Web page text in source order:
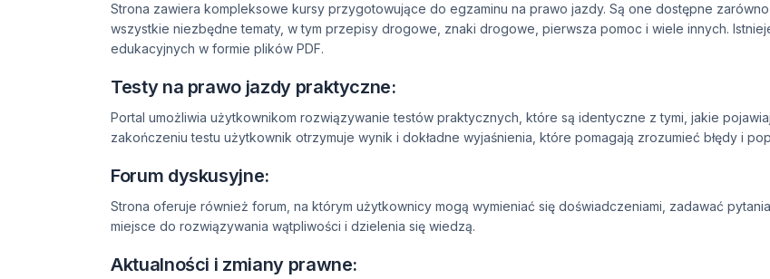
Strona zawiera kompleksowe kursy przygotowujące do egzaminu na prawo jazdy. Są one dostępne
wszystkie niezbędne tematy, w tym przepisy drogowe, znaki drogowe, pierwsza pomoc i wiele innych.
edukacyjnych w formie plików PDF.
Testy na prawo jazdy praktyczne:
Portal umożliwia użytkownikom rozwiązywanie testów praktycznych, które są identyczne z tymi, jakie
zakończeniu testu użytkownik otrzymuje wynik i dokładne wyjaśnienia, które pomagają zrozumieć błędy i
Forum dyskusyjne:
Strona oferuje również forum, na którym użytkownicy mogą wymieniać się doświadczeniami, zadawać
miejsce do rozwiązywania wątpliwości i dzielenia się wiedzą.
Aktualności i zmiany prawne: